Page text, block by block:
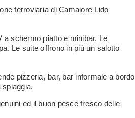
ferroviaria di Camaiore Lido
a schermo piatto e minibar. Le
Le suite offrono in più un salotto
pizzeria, bar, bar informale a bordo
ed il buon pesce fresco delle